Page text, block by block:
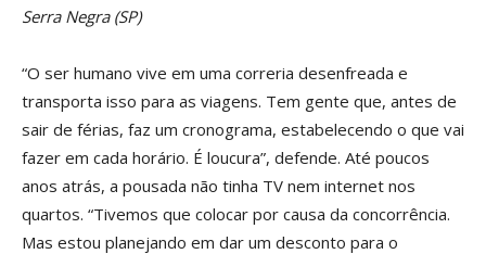
Serra Negra (SP)
“O ser humano vive em uma correria desenfreada e
transporta isso para as viagens. Tem gente que, antes de
sair de férias, faz um cronograma, estabelecendo o que vai
fazer em cada horário. É loucura”, defende. Até poucos
anos atrás, a pousada não tinha TV nem internet nos
quartos. “Tivemos que colocar por causa da concorrência.
Mas estou planejando em dar um desconto para o